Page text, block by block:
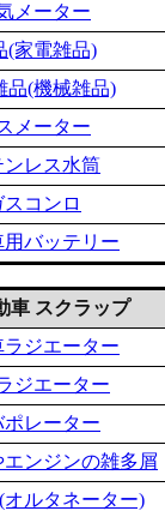
メーター
(家電雑品)
品(機械雑品)
メーター
ンレス水筒
スコンロ
用バッテリー
車 スクラップ
ラジエーター
ジエーター
ポレーター
ンジンの雑多屑
オルタネーター)